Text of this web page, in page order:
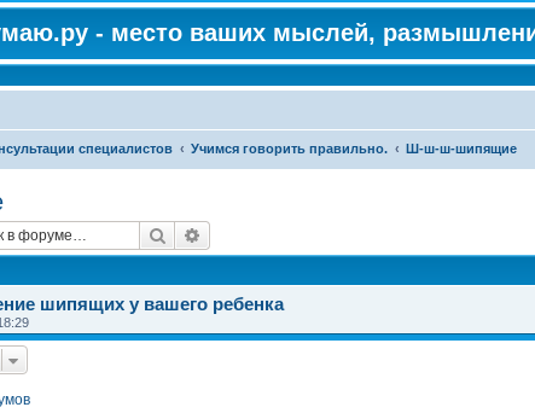
- место ваших мыслей,
специалистов Учимся говорить правильно. Ш-ш-ш-шипящие
Поиск
шипящих у вашего ребенка